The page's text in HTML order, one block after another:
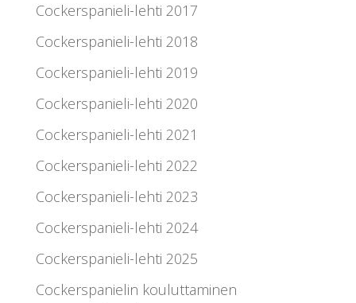
Cockerspanieli-lehti 2017
Cockerspanieli-lehti 2018
Cockerspanieli-lehti 2019
Cockerspanieli-lehti 2020
Cockerspanieli-lehti 2021
Cockerspanieli-lehti 2022
Cockerspanieli-lehti 2023
Cockerspanieli-lehti 2024
Cockerspanieli-lehti 2025
Cockerspanielin kouluttaminen